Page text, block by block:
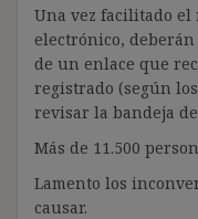
Una vez facilitado
electrónico,
de un enlace que
registrado (según
revisar la bandeja de
Más de 11.500
Lamento los
causar.